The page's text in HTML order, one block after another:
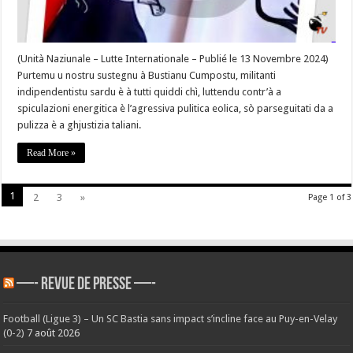
(Unità Naziunale – Lutte Internationale – Publié le 13 Novembre 2024)
Purtemu u nostru sustegnu à Bustianu Cumpostu, militanti
indipendentistu sardu è à tutti quiddi chì, luttendu contr’à a
spiculazioni energitica è l’agressiva pulitica eolica, sò parseguitati da a
pulizza è a ghjustizia taliani.
Read More »
Page 1 of 3
1 2 3 »
—- REVUE DE PRESSE —-
Football (Ligue 3) – Un SC Bastia sans impact s’incline face au Puy-en-Velay
(0-2) 7 août 2026